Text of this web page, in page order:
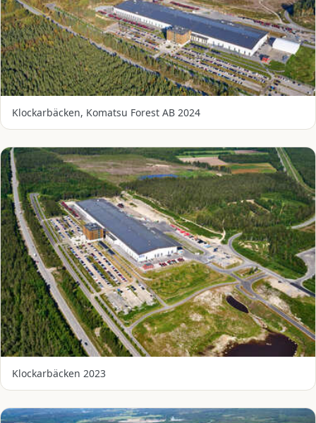
Klockarbäcken, Komatsu Forest AB 2024
Klockarbäcken 2023